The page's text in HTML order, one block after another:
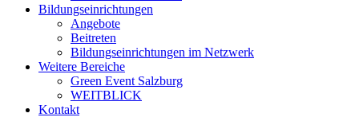
Bildungseinrichtungen
Angebote
Beitreten
Bildungseinrichtungen im Netzwerk
Weitere Bereiche
Green Event Salzburg
WEITBLICK
Kontakt